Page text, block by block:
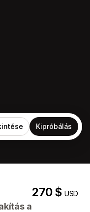
Kipróbálás
270 $USD
a